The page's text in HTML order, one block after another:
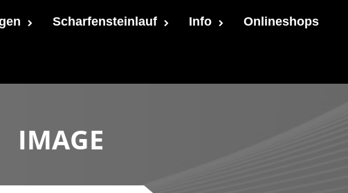
Scharfensteinlauf Info Onlineshops
IMAGE